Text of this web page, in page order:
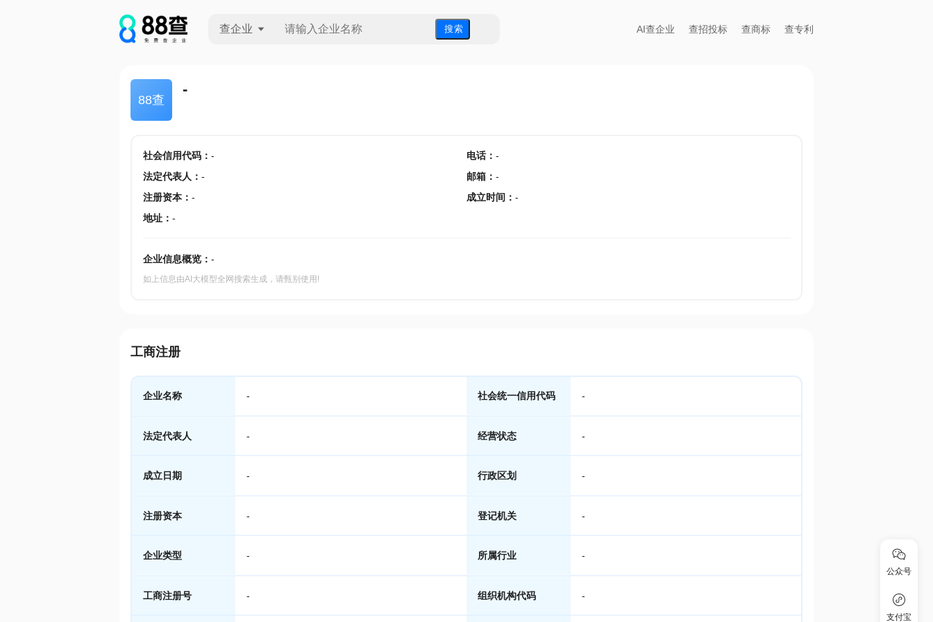
查企业 搜 索 AI查企业 查招投标 查商标 查专利
88查
-
社会信用代码： - 电话： -
法定代表人 ： - 邮箱 ： -
注册资本： - 成立时间 ： -
地址： -
企业信息概览： -
如上信息由AI大模型全网搜索生成，请甄别使用!
工商注册
企业名称 - 社会统一信用代码 -
法定代表人 - 经营状态 -
成立日期 - 行政区划 -
注册资本 - 登记机关 -
企业类型 - 所属行业 -
工商注册号 - 组织机构代码 -
公众号
支付宝